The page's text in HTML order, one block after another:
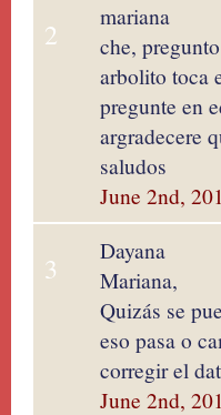
2
mariana
che,
arbolito toca
pregunte en
argradecere
saludos
June 2nd,
3
Dayana
Mariana,
Quizás se
eso pasa o
corregir el
June 2nd,